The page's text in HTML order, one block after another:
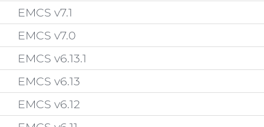
EMCS v7.1
EMCS v7.0
EMCS v6.13.1
EMCS v6.13
EMCS v6.12